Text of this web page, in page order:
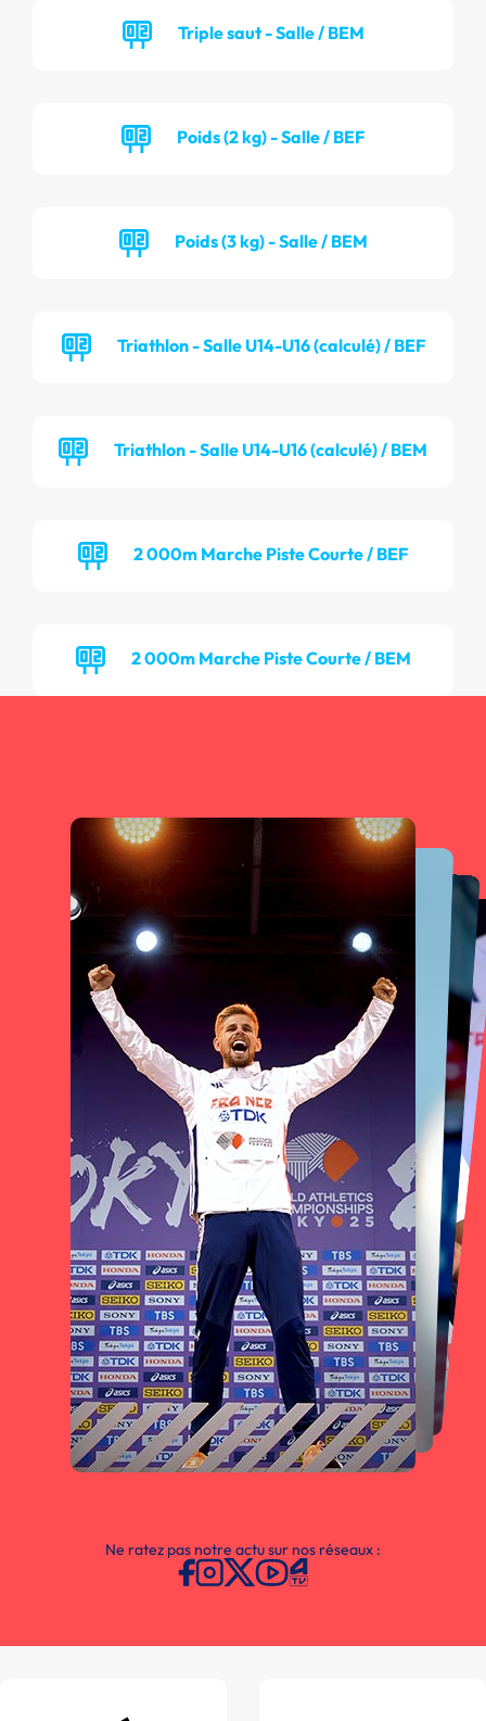
Triple saut - Salle / BEM
Poids (2 kg) - Salle / BEF
Poids (3 kg) - Salle / BEM
Triathlon - Salle U14-U16 (calculé) / BEF
Triathlon - Salle U14-U16 (calculé) / BEM
2 000m Marche Piste Courte / BEF
2 000m Marche Piste Courte / BEM
Ne ratez pas notre actu sur nos réseaux :